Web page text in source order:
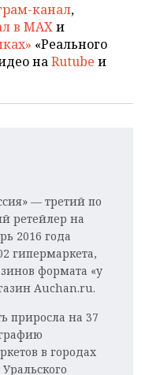
канал,
в MAXи
«Реального
наRutube и
— третий по
ретейлер на
2016 года
гипермаркета,
формата «у
Auchan.ru.
приросла на 37
в городах